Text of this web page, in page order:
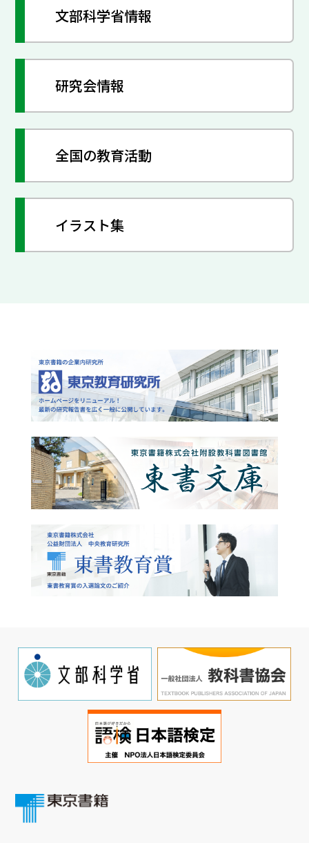
文部科学省情報
研究会情報
全国の教育活動
イラスト集